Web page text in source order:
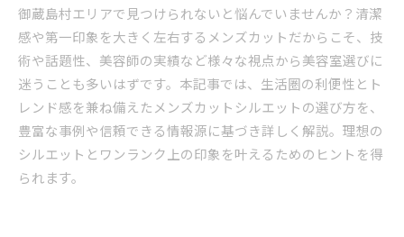
御蔵島村エリアで見つけられないと悩んでいませんか？清潔
感や第一印象を大きく左右するメンズカットだからこそ、技
術や話題性、美容師の実績など様々な視点から美容室選びに
迷うことも多いはずです。本記事では、生活圏の利便性とト
レンド感を兼ね備えたメンズカットシルエットの選び方を、
豊富な事例や信頼できる情報源に基づき詳しく解説。理想の
シルエットとワンランク上の印象を叶えるためのヒントを得
られます。